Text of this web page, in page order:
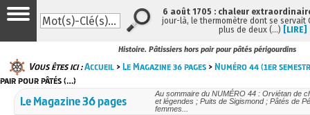
Histoire. Pâtissiers hors pair pour pâtés périgourdins
Vous êtes ici :Accueil >Le Magazine 36 pages >Numéro 44 (1er
pair pour pâtés (…)
Le Magazine 36 pages
Au sommaire du NUMÉRO 44 : Orviétan de
et légendes ; Puits de Sigismond ; Pâtés de
femmes...
6 août 1705 : chaleur
jour-là, le thermomètre dont se servait
plus de deux (…) [LIRE]